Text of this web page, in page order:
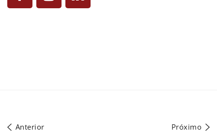
Anterior Próximo